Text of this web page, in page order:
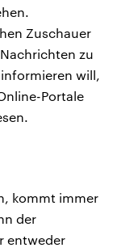
Zuschauer
zu
will,
Portale
kommt immer
der
entweder